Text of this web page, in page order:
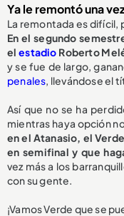
Ya le remontó una
La remontada es difícil,
En el segundo
elestadio Roberto
y se fue de largo,
penales, llevándose el
Así que no se ha
mientras haya opción
en el Atanasio, el
en semifinal y que
vez más a los
con su gente.
¡Vamos Verde que se